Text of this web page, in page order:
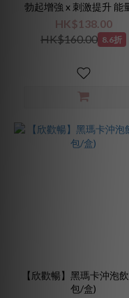
勃起增強 x 刺激提升 能
霜旅行套裝
HK$138.00
HK$160.00 8.6折
【欣歡暢】黑瑪卡沖泡
包/盒)